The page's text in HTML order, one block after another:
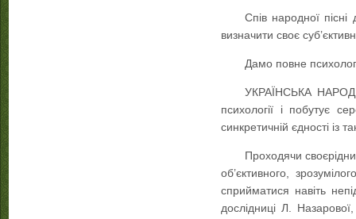
Спів народної
визначити своє
Дамо повне
УКРАЇНСЬКА
психології і побутує
синкретичній єдності
Проходячи
об’єктивного,
сприйматися навіть
дослідниці Л.